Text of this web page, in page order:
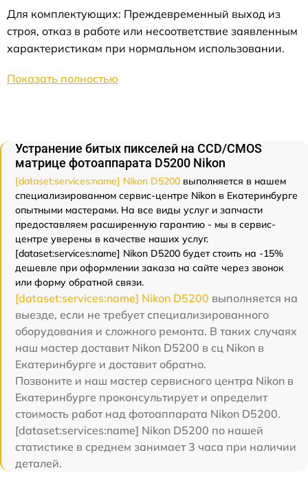
Для комплектующих: Преждевременный выход из
строя, отказ в работе или несоответствие заявленным
характеристикам при нормальном использовании.
Показать полностью
Устранение битых пикселей на CCD/CMOS
матрице фотоаппарата D5200 Nikon
[dataset:services:name] Nikon D5200 выполняется в нашем
специализированном сервис-центре Nikon в Екатеринбурге
опытными мастерами. На все виды услуг и запчасти
предоставляем расширенную гарантию - мы в сервис-
центре уверены в качестве наших услуг.
[dataset:services:name] Nikon D5200 будет стоить на -15%
дешевле при оформлении заказа на сайте через звонок
или форму обратной связи.
[dataset:services:name] Nikon D5200 выполняется на
выезде, если не требует специализированного
оборудования и сложного ремонта. В таких случаях
наш мастер доставит Nikon D5200 в сц Nikon в
Екатеринбурге и доставит обратно.
Позвоните и наш мастер сервисного центра Nikon в
Екатеринбурге проконсультирует и определит
стоимость работ над фотоаппарата Nikon D5200.
[dataset:services:name] Nikon D5200 по нашей
статистике в среднем занимает 3 часа при наличии
деталей.